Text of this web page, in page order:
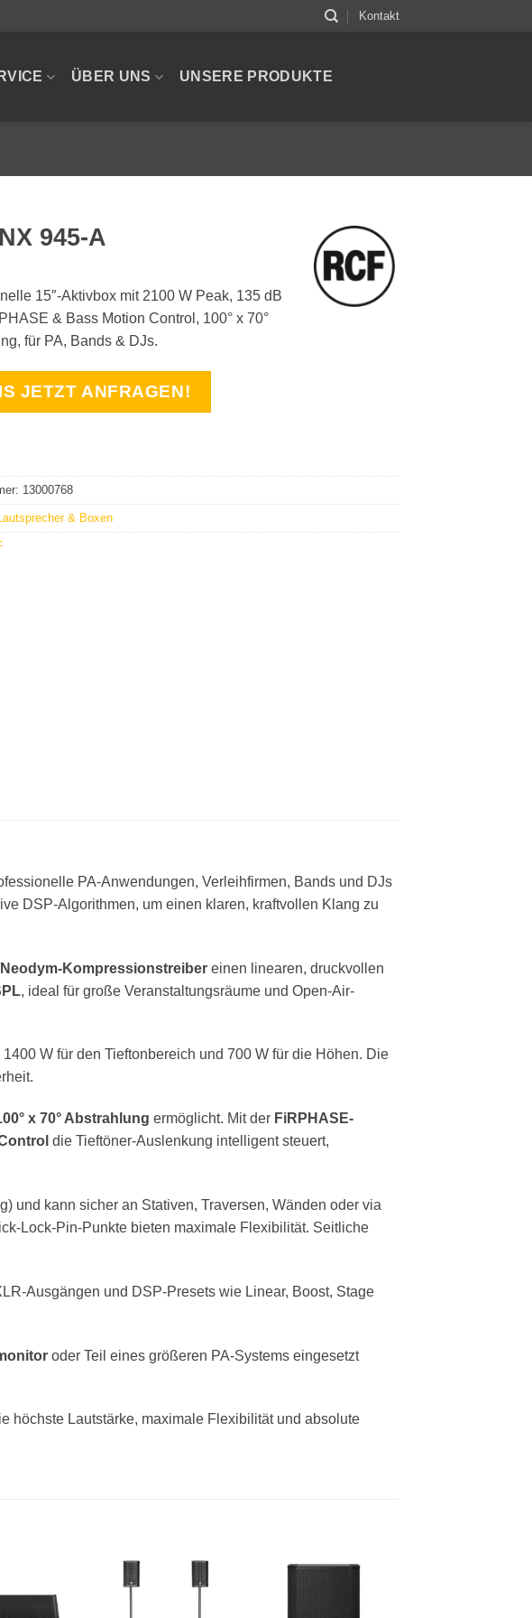
Kontakt
ÜBER UNS UNSERE PRODUKTE
945-A
15″-Aktivbox mit 2100 W Peak, 135 dB
& Bass Motion Control, 100° x 70°
für PA, Bands & DJs.
JETZT ANFRAGEN!
13000768
Lautsprecher & Boxen
PA-Anwendungen, Verleihfirmen, Bands und DJs
DSP-Algorithmen, um einen klaren, kraftvollen Klang zu
Kompressionstreiber einen linearen, druckvollen
, ideal für große Veranstaltungsräume und Open-Air-
1400 W für den Tieftonbereich und 700 W für die Höhen. Die
x 70° Abstrahlung ermöglicht. Mit der FiRPHASE-
die Tieftöner-Auslenkung intelligent steuert,
und kann sicher an Stativen, Traversen, Wänden oder via
Lock-Pin-Punkte bieten maximale Flexibilität. Seitliche
Ausgängen und DSP-Presets wie Linear, Boost, Stage
oder Teil eines größeren PA-Systems eingesetzt
höchste Lautstärke, maximale Flexibilität und absolute